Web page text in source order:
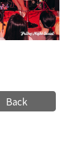
Back